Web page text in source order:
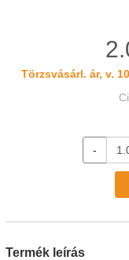
Törzsvásárl. ár, v.
-
Termék leírás